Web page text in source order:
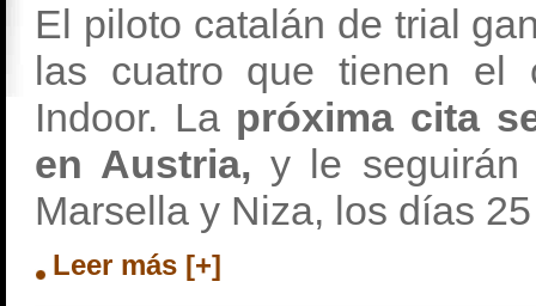
El piloto catalán de trial
las cuatro que tienen el
Indoor. La próxima cita
en Austria, y le seguirán
Marsella y Niza, los días
Leer más [+]